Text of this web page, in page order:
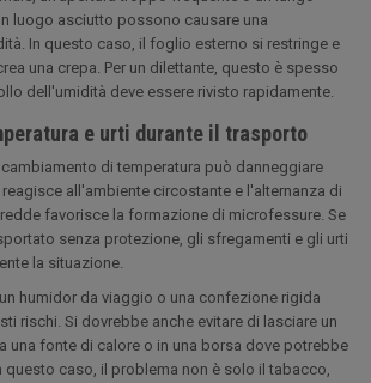
luogo asciutto possono causare una
In questo caso, il foglio esterno si restringe e
una crepa. Per un dilettante, questo è spesso
dell'umidità deve essere rivisto rapidamente.
e urti durante il trasporto
di temperatura può danneggiare
all'ambiente circostante e l'alternanza di
favorisce la formazione di microfessure. Se
senza protezione, gli sfregamenti e gli urti
la situazione.
humidor da viaggio o una confezione rigida
rischi. Si dovrebbe anche evitare di lasciare un
una fonte di calore o in una borsa dove potrebbe
questo caso, il problema non è solo il tabacco,